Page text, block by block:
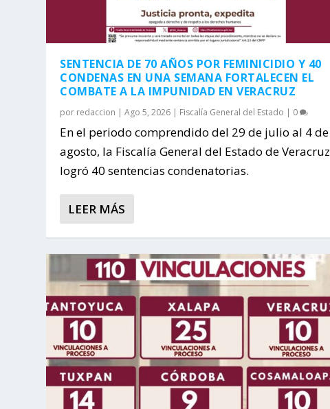
SENTENCIA DE 70 AÑOS POR FEMINICIDIO Y 40
CONDENAS EN UNA SEMANA FORTALECEN EL
COMBATE A LA IMPUNIDAD EN VERACRUZ
por redaccion |Ago 5, 2026 | Fiscalía General del Estado | 0
En el periodo comprendido del 29 de julio al 4 de
agosto, la Fiscalía General del Estado de Veracruz
logró 40 sentencias condenatorias.
LEER MÁS